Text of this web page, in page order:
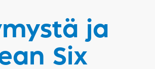
ja
Six